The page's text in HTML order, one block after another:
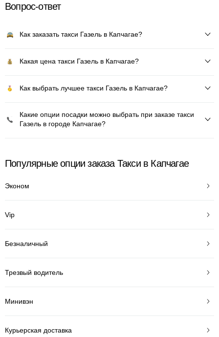
Вопрос-ответ
Как заказать такси Газель в Капчагае?
Какая цена такси Газель в Капчагае?
Как выбрать лучшее такси Газель в Капчагае?
Какие опции посадки можно выбрать при заказе такси
Газель в городе Капчагае?
Популярные опции заказа Такси в Капчагае
Эконом
Vip
Безналичный
Трезвый водитель
Минивэн
Курьерская доставка